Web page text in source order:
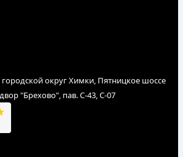
городской округ Химки, Пятницкое шоссе
"Брехово", пав. С-43, С-07